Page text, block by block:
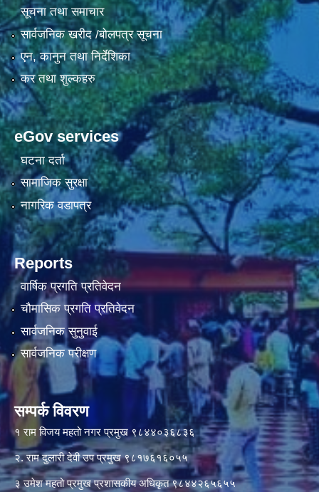
सूचना तथा समाचार
सार्वजनिक खरीद /बोलपत्र सूचना
एन, कानुन तथा निर्देशिका
कर तथा शुल्कहरु
eGov services
घटना दर्ता
सामाजिक सुरक्षा
नागरिक वडापत्र
Reports
वार्षिक प्रगति प्रतिवेदन
चौमासिक प्रगति प्रतिवेदन
सार्वजनिक सुनुवाई
सार्वजनिक परीक्षण
सम्पर्क विवरण
१ राम विजय महतो नगर प्रमुख ९८४४०३६८३६
२. राम दुलारी देवी उप प्रमुख ९८१७६१६०५५
३ उमेश महतो प्रमुख प्रशासकीय अधिकृत ९८४४२६५६५५